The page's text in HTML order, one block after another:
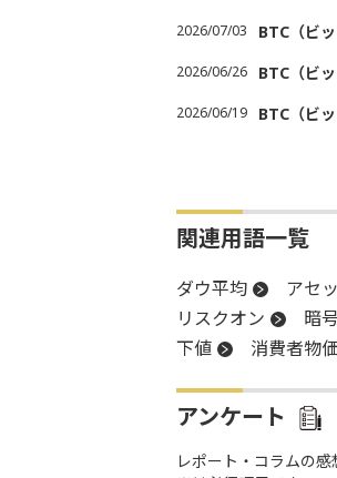
2026/07/03 BTC（ビ
2026/06/26 BTC（ビ
2026/06/19 BTC（ビ
関連用語一覧
ダウ平均 アセ
リスクオン
暗
下値
消費者物
アンケート
レポート・コラムの